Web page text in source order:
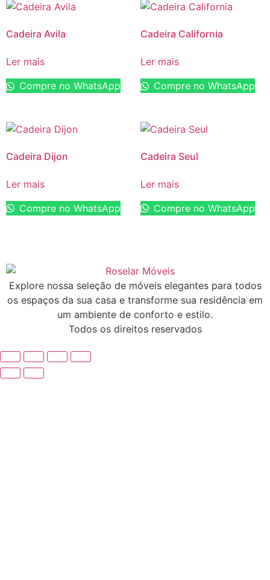
Cadeira Avila
Ler mais
Compre no WhatsApp
Cadeira California
Ler mais
Compre no WhatsApp
Cadeira Dijon
Ler mais
Compre no WhatsApp
Cadeira Seul
Ler mais
Compre no WhatsApp
Explore nossa seleção de móveis elegantes para todos
os espaços da sua casa e transforme sua residência em
um ambiente de conforto e estilo.
Todos os direitos reservados